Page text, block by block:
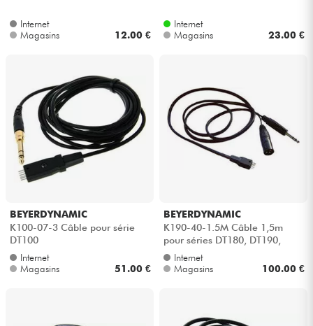
Internet
Magasins
12.00 €
Internet
Magasins
23.00 €
BEYERDYNAMIC
K100-07-3 Câble pour série
DT100
Internet
Magasins
51.00 €
BEYERDYNAMIC
K190-40-1.5M Câble 1,5m
pour séries DT180, DT190,
DT280 et DT290
Internet
Magasins
100.00 €